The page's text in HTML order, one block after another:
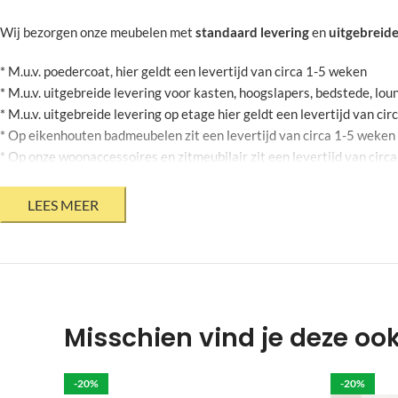
Wij bezorgen onze meubelen met standaard leveringen
* M.u.v. poedercoat, hier geldt een levertijd van circa 1-5 weken
* M.u.v. uitgebreide levering voor kasten, hoogslapers, bedstede,
* M.u.v. uitgebreide levering op etage hier geldt een levertijd van
* Op eikenhouten badmeubelen zit een levertijd van circa 1-5 weken
* Op onze woonaccessoires en zitmeubilair zit een levertijd van
* Mits jouw agenda dit toelaat
* Bovenstaande levertijden zijn onder voorbehoud en kunnen geen
Poten die gegalvaniseerd moeten worden hebben een langere
Het is belangrijk om het meubel zelf te controleren op eventuele
Misschien vind je deze
-20% -20%